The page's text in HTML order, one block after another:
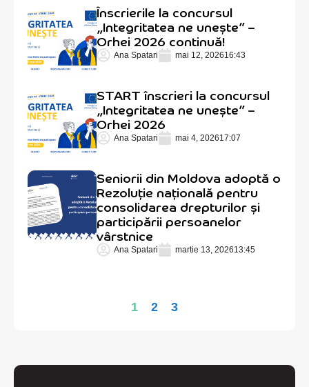
Înscrierile la concursul
„Integritatea ne unește” –
Orhei 2026 continuă!
Ana Spatari mai 12, 202616:43
START înscrieri la concursul
„Integritatea ne unește” –
Orhei 2026
Ana Spatari mai 4, 202617:07
Seniorii din Moldova adoptă o
Rezoluție națională pentru
consolidarea drepturilor și
participării persoanelor
vârstnice
Ana Spatari martie 13, 202613:45
1 2 3